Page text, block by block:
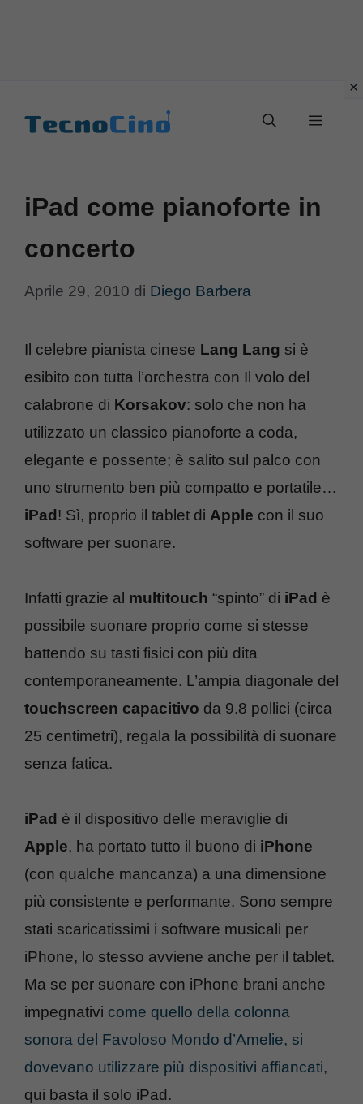
Menu
iPad come pianoforte in
concerto
Aprile 29, 2010 di Diego Barbera
Il celebre pianista cinese Lang Lang si è
esibito con tutta l’orchestra con Il volo del
calabrone di Korsakov: solo che non ha
utilizzato un classico pianoforte a coda,
elegante e possente; è salito sul palco con
uno strumento ben più compatto e portatile…
iPad! Sì, proprio il tablet di Apple con il suo
software per suonare.
Infatti grazie al multitouch “spinto” di iPad è
possibile suonare proprio come si stesse
battendo su tasti fisici con più dita
contemporaneamente. L’ampia diagonale del
touchscreen capacitivo da 9.8 pollici (circa
25 centimetri), regala la possibilità di suonare
senza fatica.
iPad è il dispositivo delle meraviglie di
Apple, ha portato tutto il buono di iPhone
(con qualche mancanza) a una dimensione
più consistente e performante. Sono sempre
stati scaricatissimi i software musicali per
iPhone, lo stesso avviene anche per il tablet.
Ma se per suonare con iPhone brani anche
impegnativi come quello della colonna
sonora del Favoloso Mondo d’Amelie, si
dovevano utilizzare più dispositivi affiancati,
qui basta il solo iPad.